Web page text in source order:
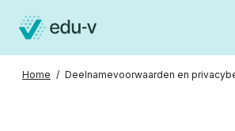
Home / Deelnamevoorwaarden en